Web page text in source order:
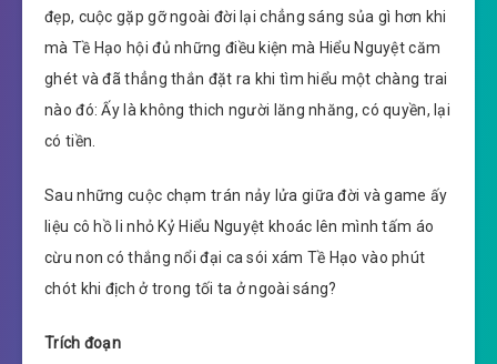
đẹp, cuộc gặp gỡ ngoài đời lại chẳng sáng sủa gì hơn khi
mà Tề Hạo hội đủ những điều kiện mà Hiểu Nguyệt căm
ghét và đã thẳng thắn đặt ra khi tìm hiểu một chàng trai
nào đó: Ấy là không thich người lăng nhăng, có quyền, lại
có tiền.
Sau những cuộc chạm trán nảy lửa giữa đời và game ấy
liệu cô hồ li nhỏ Kỷ Hiểu Nguyệt khoác lên mình tấm áo
cừu non có thắng nổi đại ca sói xám Tề Hạo vào phút
chót khi địch ở trong tối ta ở ngoài sáng?
Trích đoạn